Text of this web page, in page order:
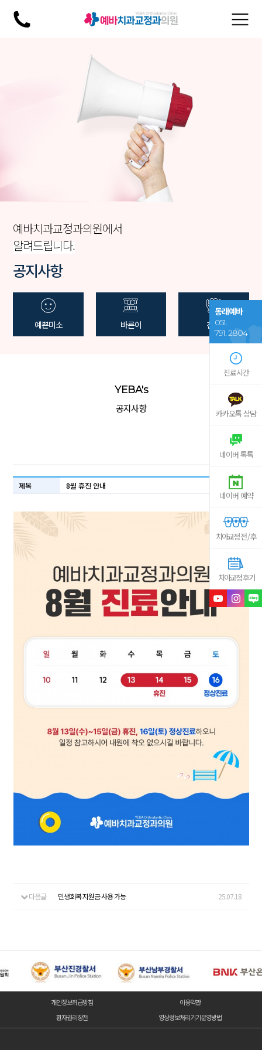
×
예바치과교정과의원에서
알려드립니다.
공지사항
예쁜미소 바른이 친절
YEBA's
공지사항
제목 8월 휴진 안내
다음글 민생회복 지원금 사용 가능 25.07.18
동래예바
051.
791. 2804
진료시간
카카오톡 상담
네이버 톡톡
네이버 예약
치아교정 전 / 후
치아교정 후기
개인정보취급방침
이용약관
환자권리장전
영상정보처리기기운영방법